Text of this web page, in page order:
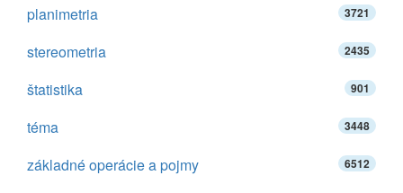
planimetria 3721
stereometria 2435
štatistika 901
téma 3448
základné operácie a pojmy 6512